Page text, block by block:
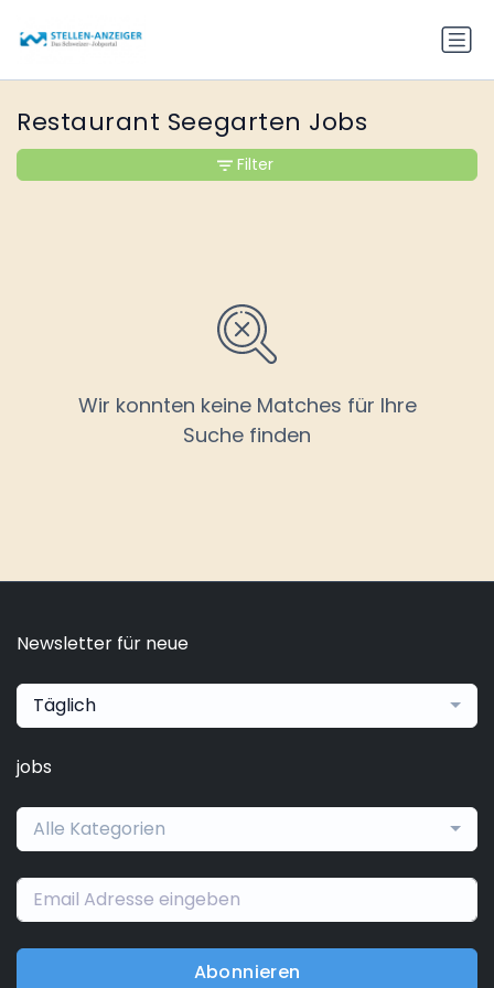
Restaurant Seegarten Jobs
Wir konnten keine Matches für Ihre
Suche finden
Filter
Newsletter für neue
Täglich
jobs
Alle Kategorien
Abonnieren